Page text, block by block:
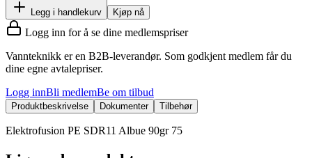
Legg i handlekurv Kjøp nå
Logg inn for å se dine medlemspriser
Vannteknikk er en B2B-leverandør. Som godkjent medlem får du
dine egne avtalepriser.
Logg innBli medlemBe om tilbud
Produktbeskrivelse Dokumenter Tilbehør
Elektrofusion PE SDR11 Albue 90gr 75